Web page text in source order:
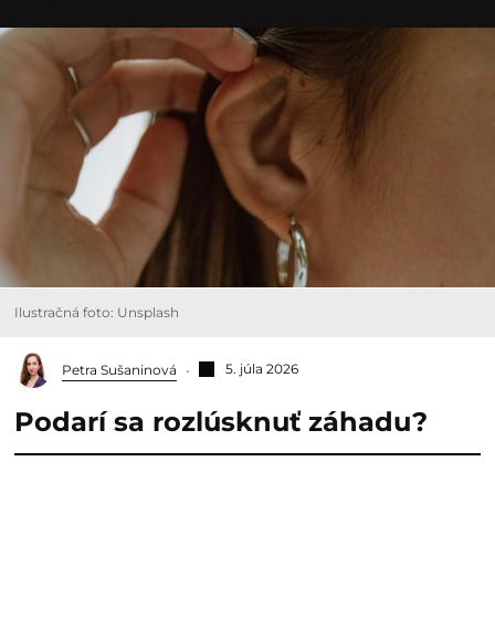
Ilustračná foto: Unsplash
Petra Sušaninová 5. júla 2026
Podarí sa rozlúsknuť záhadu?